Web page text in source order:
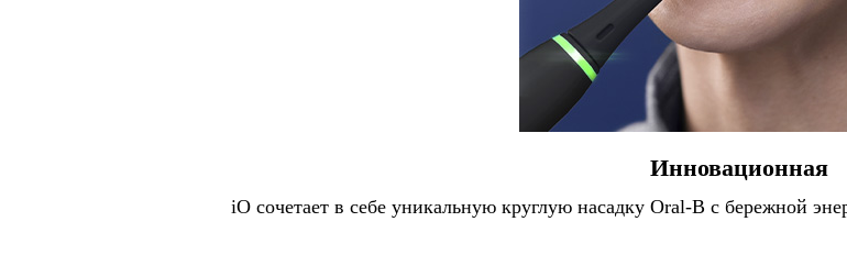
Инновационная
iO сочетает в себе уникальную круглую насадку Oral-B с бережной